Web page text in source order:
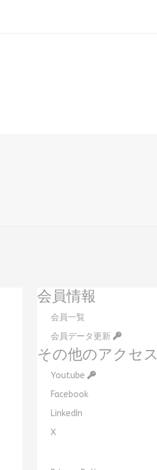
会員情報
会員一覧
会員データ更新
その他のアクセス
Youtube
Facebook
LinkedIn
X